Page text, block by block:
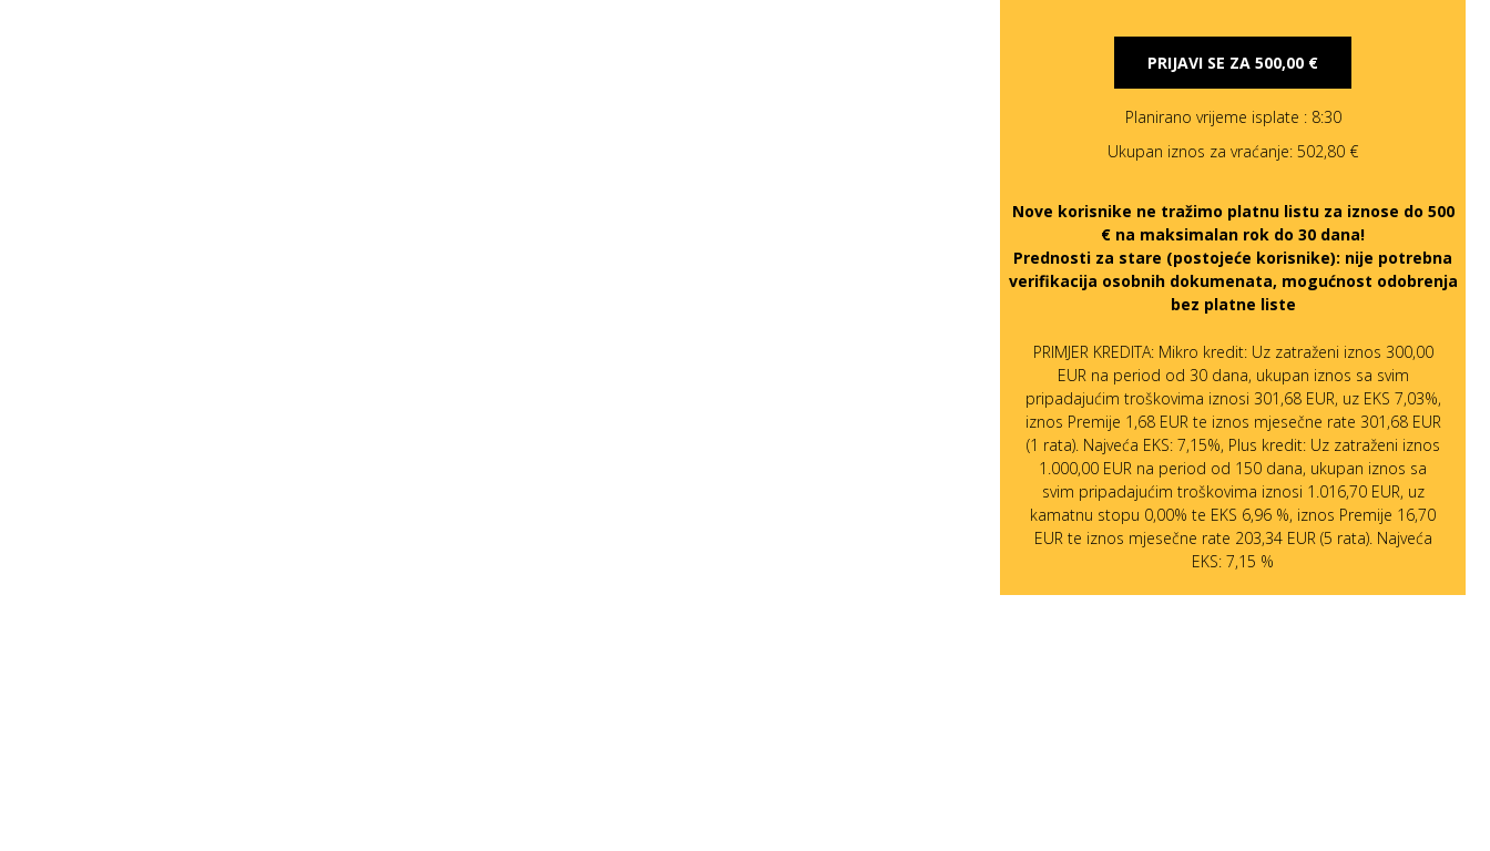
PRIJAVI SE ZA 500,00 €
Planirano vrijeme isplate : 8:30
Ukupan iznos za vraćanje: 502,80 €
Nove korisnike ne tražimo platnu listu za iznose do 500
€ na maksimalan rok do 30 dana!
Prednosti za stare (postojeće korisnike): nije potrebna
verifikacija osobnih dokumenata, mogućnost odobrenja
bez platne liste
PRIMJER KREDITA: Mikro kredit: Uz zatraženi iznos 300,00
EUR na period od 30 dana, ukupan iznos sa svim
pripadajućim troškovima iznosi 301,68 EUR, uz EKS 7,03%,
iznos Premije 1,68 EUR te iznos mjesečne rate 301,68 EUR
(1 rata). Najveća EKS: 7,15%, Plus kredit: Uz zatraženi iznos
1.000,00 EUR na period od 150 dana, ukupan iznos sa
svim pripadajućim troškovima iznosi 1.016,70 EUR, uz
kamatnu stopu 0,00% te EKS 6,96 %, iznos Premije 16,70
EUR te iznos mjesečne rate 203,34 EUR (5 rata). Najveća
EKS: 7,15 %